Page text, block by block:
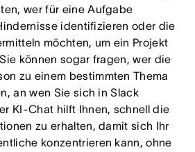
wer für eine Aufgabe
identifizieren oder die
möchten, um ein Projekt
können sogar fragen, wer die
zu einem bestimmten Thema
an wen Sie sich in Slack
KI-Chat hilft Ihnen, schnell die
zu erhalten, damit sich Ihr
konzentrieren kann, ohne